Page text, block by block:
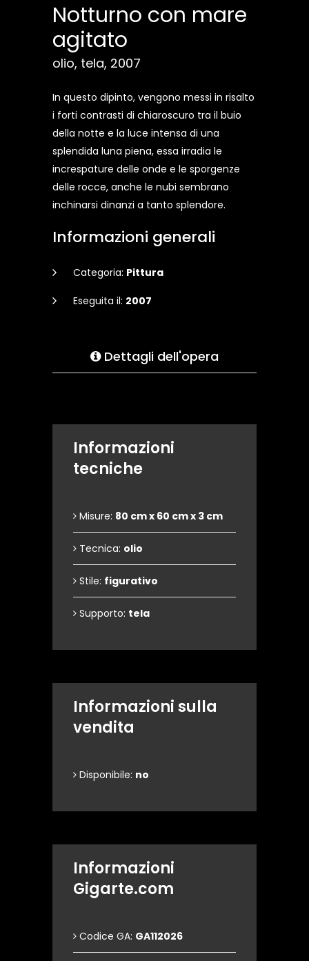
Notturno con mare
agitato
olio, tela, 2007
In questo dipinto, vengono messi in risalto
i forti contrasti di chiaroscuro tra il buio
della notte e la luce intensa di una
splendida luna piena, essa irradia le
increspature delle onde e le sporgenze
delle rocce, anche le nubi sembrano
inchinarsi dinanzi a tanto splendore.
Informazioni generali
Categoria: Pittura
Eseguita il: 2007
Dettagli dell'opera
Informazioni
tecniche
Misure: 80 cm x 60 cm x 3 cm
Tecnica: olio
Stile: figurativo
Supporto: tela
Informazioni sulla
vendita
Disponibile: no
Informazioni
Gigarte.com
Codice GA: GA112026